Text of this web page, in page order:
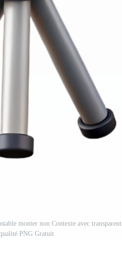
monter non Contexte avec transparent
PNG Gratuit